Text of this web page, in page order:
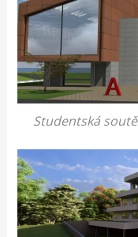
Studentská